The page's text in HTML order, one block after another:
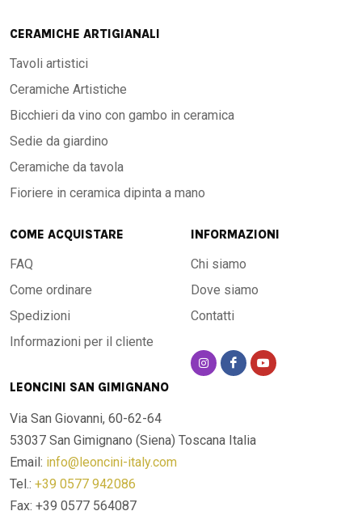
CERAMICHE ARTIGIANALI
Tavoli artistici
Ceramiche Artistiche
Bicchieri da vino con gambo in ceramica
Sedie da giardino
Ceramiche da tavola
Fioriere in ceramica dipinta a mano
COME ACQUISTARE
FAQ
Come ordinare
Spedizioni
Informazioni per il cliente
INFORMAZIONI
Chi siamo
Dove siamo
Contatti
LEONCINI SAN GIMIGNANO
Via San Giovanni, 60-62-64
53037 San Gimignano (Siena) Toscana Italia
Email: info@leoncini-italy.com
Tel.: +39 0577 942086
Fax: +39 0577 564087